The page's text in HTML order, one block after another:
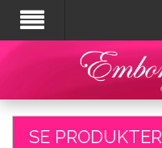
SE PRODUKTER